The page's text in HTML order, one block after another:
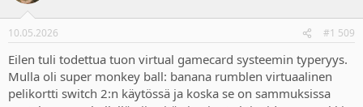
10.05.2026 #1 509
Eilen tuli todettua tuon virtual gamecard systeemin typeryys.
Mulla oli super monkey ball: banana rumblen virtuaalinen
pelikortti switch 2:n käytössä ja koska se on sammuksissa